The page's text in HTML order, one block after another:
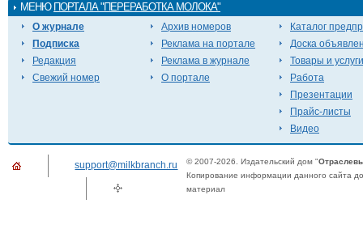
МЕНЮ ПОРТАЛА "ПЕРЕРАБОТКА МОЛОКА"
О журнале
Подписка
Редакция
Свежий номер
Архив номеров
Реклама на портале
Реклама в журнале
О портале
Каталог
Доска
Товары и услуги
Работа
Презентации
Прайс-листы
Видео
support@milkbranch.ru © 2007-2026. Издательский дом "
Копирование информации данного сайта
материал